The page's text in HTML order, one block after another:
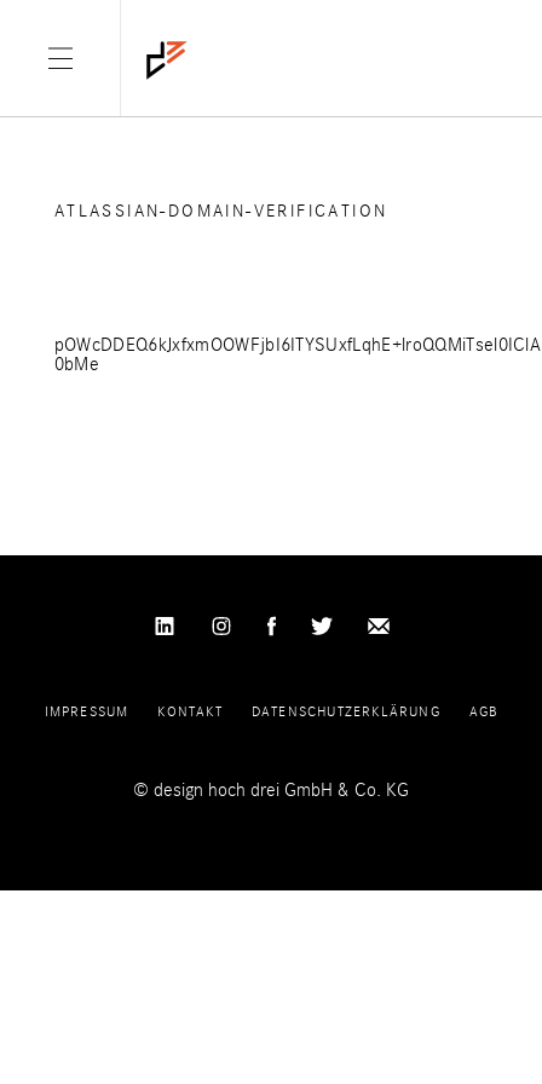
ATLASSIAN-DOMAIN-VERIFICATION
0bMe
IMPRESSUM KONTAKT DATENSCHUTZERKLÄRUNG AGB
© design hoch drei GmbH & Co. KG